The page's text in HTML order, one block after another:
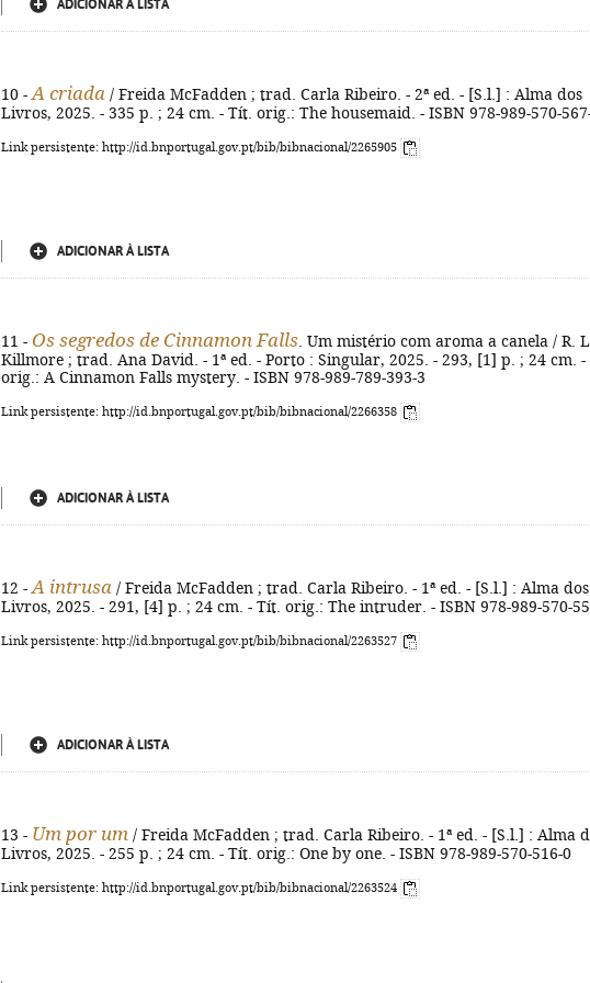
ADICIONAR À LISTA
10 - A criada / Freida McFadden ; trad. Carla Ribeiro. - 2ª ed. - [S.l.] : Alma dos
Livros, 2025. - 335 p. ; 24 cm. - Tít. orig.: The housemaid. - ISBN 978-989-570-
Link persistente: http://id.bnportugal.gov.pt/bib/bibnacional/2265905
ADICIONAR À LISTA
11 - Os segredos de Cinnamon Falls . Um mistério com aroma a canela / R.
Killmore ; trad. Ana David. - 1ª ed. - Porto : Singular, 2025. - 293, [1] p. ; 24 cm.
orig.: A Cinnamon Falls mystery. - ISBN 978-989-789-393-3
Link persistente: http://id.bnportugal.gov.pt/bib/bibnacional/2266358
ADICIONAR À LISTA
12 - A intrusa / Freida McFadden ; trad. Carla Ribeiro. - 1ª ed. - [S.l.] : Alma dos
Livros, 2025. - 291, [4] p. ; 24 cm. - Tít. orig.: The intruder. - ISBN 978-989-570-
Link persistente: http://id.bnportugal.gov.pt/bib/bibnacional/2263527
ADICIONAR À LISTA
13 - Um por um / Freida McFadden ; trad. Carla Ribeiro. - 1ª ed. - [S.l.] : Alma
Livros, 2025. - 255 p. ; 24 cm. - Tít. orig.: One by one. - ISBN 978-989-570-516-0
Link persistente: http://id.bnportugal.gov.pt/bib/bibnacional/2263524